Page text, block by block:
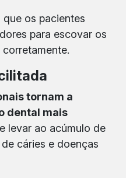
que os pacientes
para escovar os
tornam a
dental mais
levar ao acúmulo de
cáries e doenças